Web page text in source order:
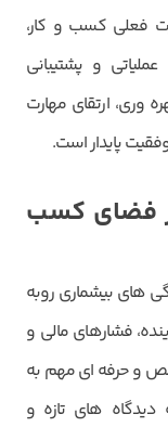
فعلی کسب و کار،
و پشتیبانی
ارتقای مهارت
پایدار است.
فضای کسب
های بیشماری روبه
فشارهای مالی و
و حرفه ای مهم به
های تازه و